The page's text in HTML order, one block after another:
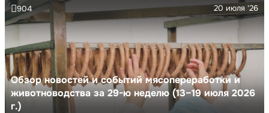
Обзор новостей и событий мясопереработки и
животноводства за 29-ю неделю (13–19 июля 2026
г.)
20 июля '26
904